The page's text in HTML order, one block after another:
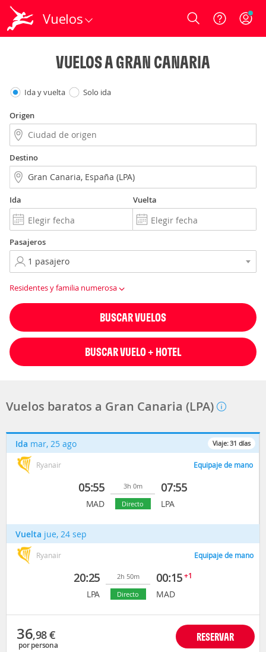
Vuelos Login
VUELOS A GRAN CANARIA
Ida y vuelta Solo ida
Origen
Destino
Ida Vuelta
Pasajeros
Residentes y familia numerosa
BUSCAR VUELOS
BUSCAR VUELO + HOTEL
Vuelos baratos a Gran Canaria (LPA)
Viaje:31 días
Ida mar, 25 ago
Ryanair Equipaje de mano
05:55
MAD
3h 0m
Directo
07:55
LPA
Vuelta jue, 24 sep
Ryanair Equipaje de mano
20:25
LPA
2h 50m
Directo
00:15+1
MAD
36,98€
por persona
RESERVAR